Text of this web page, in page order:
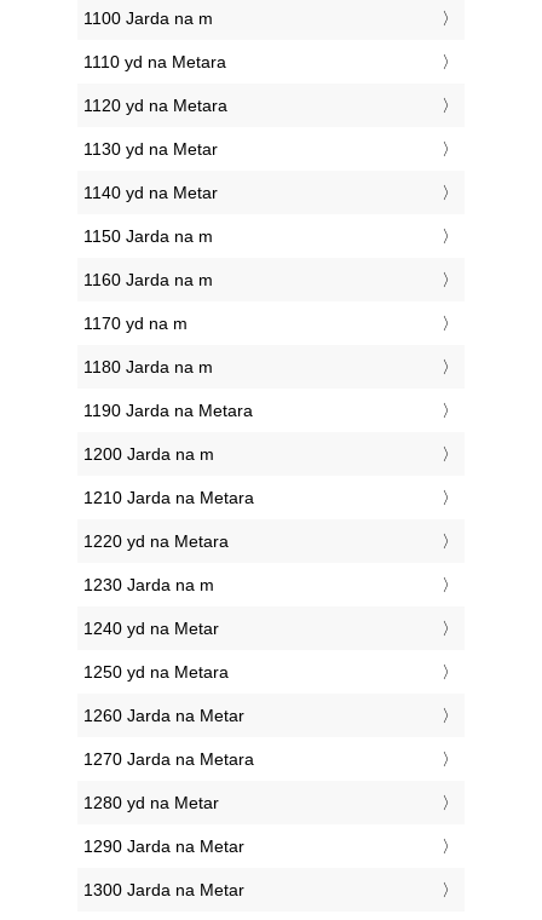
1100 Jarda na m
1110 yd na Metara
1120 yd na Metara
1130 yd na Metar
1140 yd na Metar
1150 Jarda na m
1160 Jarda na m
1170 yd na m
1180 Jarda na m
1190 Jarda na Metara
1200 Jarda na m
1210 Jarda na Metara
1220 yd na Metara
1230 Jarda na m
1240 yd na Metar
1250 yd na Metara
1260 Jarda na Metar
1270 Jarda na Metara
1280 yd na Metar
1290 Jarda na Metar
1300 Jarda na Metar